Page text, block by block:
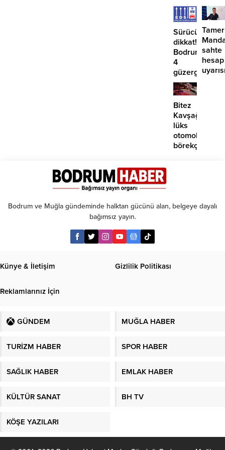
Sürücüler
dikkat!
Bodrum’da
4
güzergahta
EDS
başlıyor
Tamer
sahte
hesap
Bitez
Kavşağı’nda
lüks
otomobil
börekçiye
Bodrum ve Muğla gündeminde halktan gücünü alan, belgeye dayalı
bağımsız yayın.
Künye & İletişim Gizlilik Politikası
Reklamlarınız İçin
GÜNDEM MUĞLA HABER
TURİZM HABER SPOR HABER
SAĞLIK HABER EMLAK HABER
KÜLTÜR SANAT BH TV
KÖŞE YAZILARI